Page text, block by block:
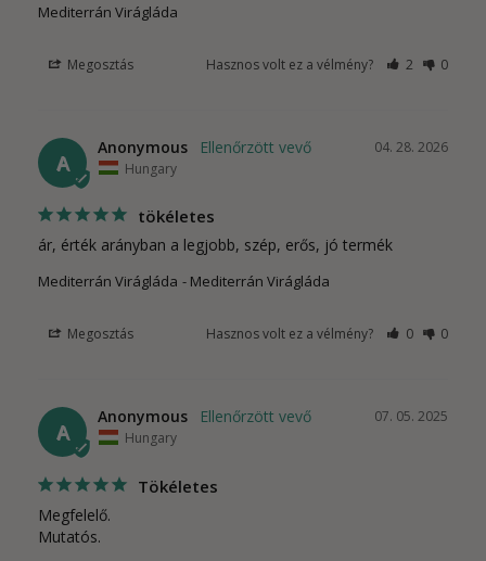
Mediterrán Virágláda
Megosztás Hasznos volt ez a vélmény? 2 0
A
04. 28. 2026
Anonymous
Hungary
tökéletes
ár, érték arányban a legjobb, szép, erős, jó termék
Mediterrán Virágláda Mediterrán Virágláda
Megosztás Hasznos volt ez a vélmény? 0 0
A
07. 05. 2025
Anonymous
Hungary
Tökéletes
Megfelelő.
Mutatós.